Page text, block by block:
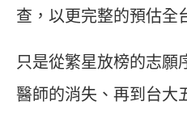
查，以更完整的預估全
只是從繁星放榜的志願
醫師的消失、再到台大